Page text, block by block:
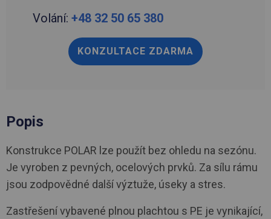
Volání: +48 32 50 65 380
KONZULTACE ZDARMA
Popis
Konstrukce POLAR lze použít bez ohledu na sezónu.
Je vyroben z pevných, ocelových prvků. Za sílu rámu
jsou zodpovědné další výztuže, úseky a stres.
Zastřešení vybavené plnou plachtou s PE je vynikající,